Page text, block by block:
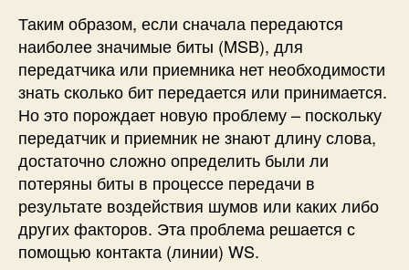
Таким образом, если сначала передаются
наиболее значимые биты (MSB), для
передатчика или приемника нет необходимости
знать сколько бит передается или принимается.
Но это порождает новую проблему – поскольку
передатчик и приемник не знают длину слова,
достаточно сложно определить были ли
потеряны биты в процессе передачи в
результате воздействия шумов или каких либо
других факторов. Эта проблема решается с
помощью контакта (линии) WS.